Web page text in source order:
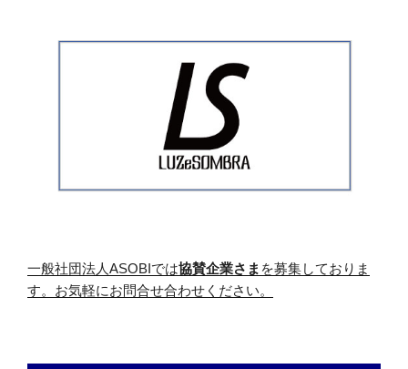
一般社団法人ASOBIでは協賛企業さま を募集しておりま
す。お気軽にお問合せ合わせください。